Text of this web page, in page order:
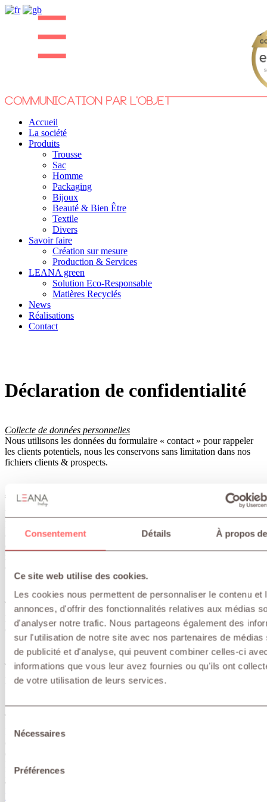
Consentement Détails À propos
Ce site web utilise des cookies.
Les cookies nous permettent de personnaliser le contenu et
annonces, d'offrir des fonctionnalités relatives aux médias
d'analyser notre trafic. Nous partageons également des
sur l'utilisation de notre site avec nos partenaires de médias
de publicité et d'analyse, qui peuvent combiner celles-ci
informations que vous leur avez fournies ou qu'ils ont
de votre utilisation de leurs services.
du Nécessaires
Préférences
Accueil
La société
Produits
Trousse
Sac
Homme
Packaging
Bijoux
Beauté & Bien Être
Textile
Divers
Savoir faire
Création sur mesure
Production & Services
LEANA green
Solution Eco-Responsable
Matières Recyclés
News
Réalisations
Contact
Déclaration de confidentialité
Collecte de données personnelles
Nous utilisons les données du formulaire « contact » pour rappeler
les clients potentiels, nous les conservons sans limitation dans nos
fichiers clients & prospects.
Sécurité
Nous attachons une grande importance à la sécurité des données.
Des polices, procédures et formations couvrant la protection, la
confidentialité et la sécurité des données ont été définies et mises en
œuvre au sein de notre société. Ces mesures sont régulièrement
revues et mises à jour pour s’assurer que les données qui nous ont
été transmises sont protégées de manière appropriée.
Modalités de transfert des données personnelles
Nous n'échangeons pas vos données personnelles avec d'autres
entités internes ou externes à LEANA TRADING.
Modifications apportées à cette déclaration de confidentialité
Date de la dernière mise à jour de ces informations : 14 Février 2019
Pour toute question à propos de cette déclaration de confidentialité
ou sur la manière et les raisons pour lesquelles nous traitons des
données personnelles, veuillez contacter LEANA TRADING sur
les coordonnées suivantes :
LEANA TRADING SARL, 7 rue Gounod, 75017 Paris
TÉL. : +33 (0)1 55 80 78 75
leana(at)leanatrading.fr